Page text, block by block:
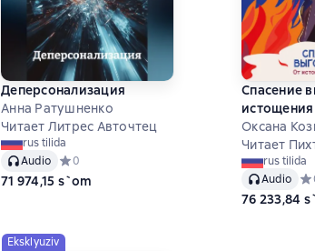
Деперсонализация
Анна Ратушненко
Читает Литрес Авточтец
rus tilida
Audio
Средний рейтинг 0 на основе 0 оценок
0
71 974,15 s`om
Спасение
истощения
Оксана
Читает
rus tilida
Audio
76 233,84
Eksklyuziv